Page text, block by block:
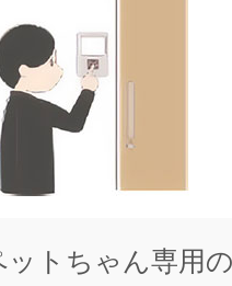
ットちゃん専用